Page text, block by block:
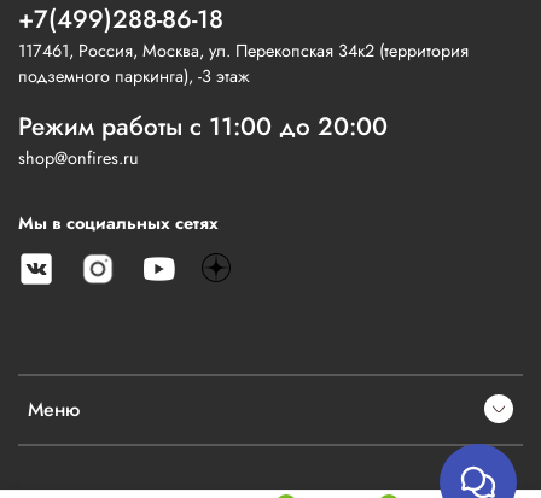
Меню
+7(499)288-86-18
117461, Россия, Москва, ул. Перекопская 34к2 (территория
подземного паркинга), -3 этаж
Режим работы с 11:00 до 20:00
shop@onfires.ru
Мы в социальных сетях